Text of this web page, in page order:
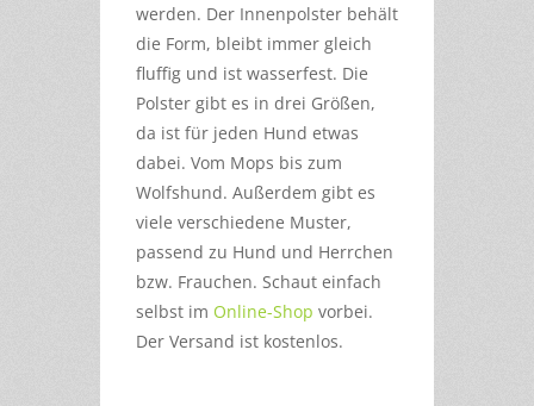
werden. Der Innenpolster behält
die Form, bleibt immer gleich
fluffig und ist wasserfest. Die
Polster gibt es in drei Größen,
da ist für jeden Hund etwas
dabei. Vom Mops bis zum
Wolfshund. Außerdem gibt es
viele verschiedene Muster,
passend zu Hund und Herrchen
bzw. Frauchen. Schaut einfach
selbst im Online-Shop vorbei.
Der Versand ist kostenlos.